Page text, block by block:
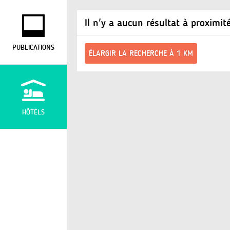
PUBLICATIONS
HÔTELS
Il n'y a aucun résultat à
ÉLARGIR LA RECHERCHE À 1 KM